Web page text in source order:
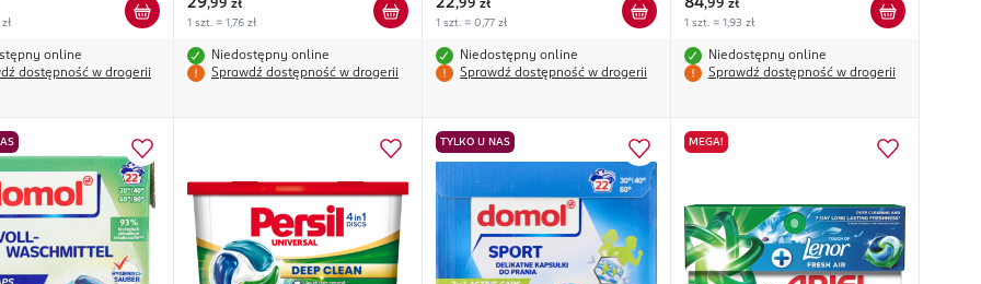
online
dostępność w drogerii
29,99 zł
1 szt. = 1,76 zł
Niedostępny online
Sprawdź dostępność w drogerii
22,99 zł
1 szt. = 0,77 zł
Niedostępny online
Sprawdź dostępność w drogerii
84,99 zł
1 szt. = 1,93 zł
Niedostępny online
Sprawdź dostępność w drogerii
TYLKO U NAS MEGA!